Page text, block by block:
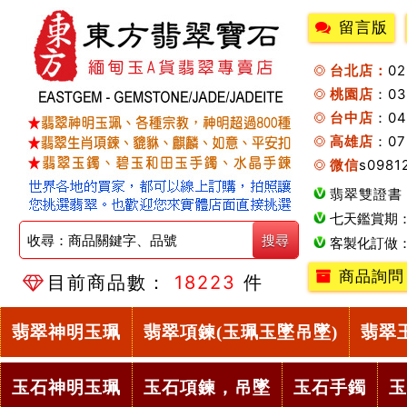
目前商品數： 18223 件
留言版
台北店：
桃園店 ：
台中店 ：
高雄店 ：
微信
翡翠雙證書
七天鑑賞期
客製化訂做
商品詢問
翡翠神明玉珮 翡翠項鍊(玉珮玉墜吊墜) 翡翠
玉石神明玉珮 玉石項鍊，吊墜 玉石手鐲